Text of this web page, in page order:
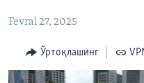
На русском
ИЖТИМОИЙ ТАРМОҚЛАР
Fevral 27, 2025
Ўртоқлашинг